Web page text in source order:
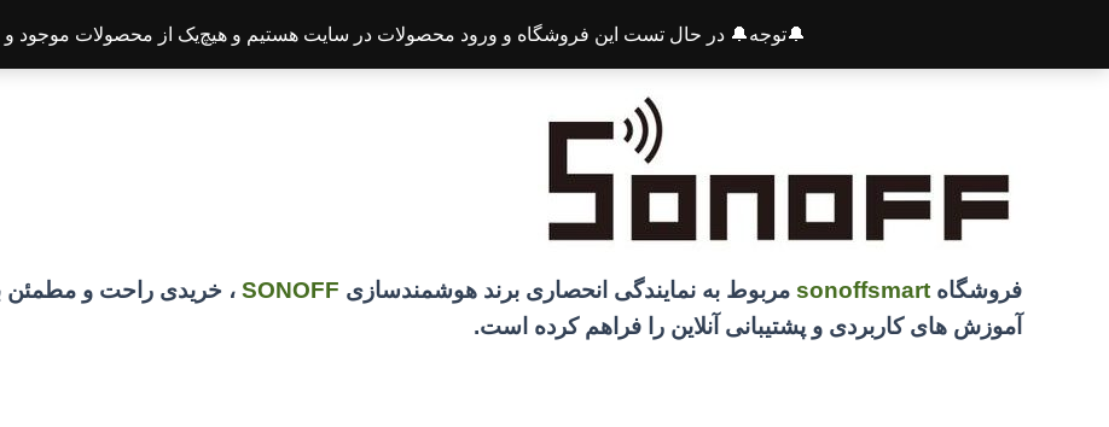
فروشگاه sonoffsmart مربوط به نمایندگی انحصاری برند هوشمندسازی SONOFF ، خریدی راحت و مطمئن
آموزش های کاربردی و پشتیبانی آنلاین را فراهم کرده است.
🔔توجه🔔 در حال تست این فروشگاه و ورود محصولات در سایت هستیم و هیچ‌یک از محصولات موجود و